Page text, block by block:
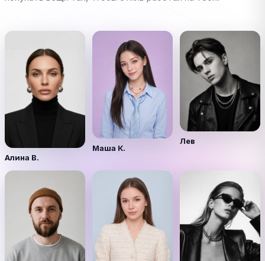
Алина В.
Маша К.
Лев